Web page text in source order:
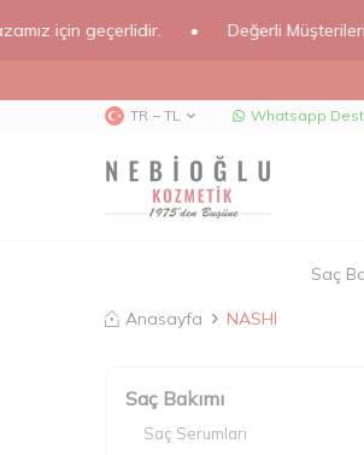
geçerlidir. • Değerli Müşterilerimiz
TR − TL Whatsapp
Saç
Anasayfa NASHI
Saç Bakımı
Saç Serumları